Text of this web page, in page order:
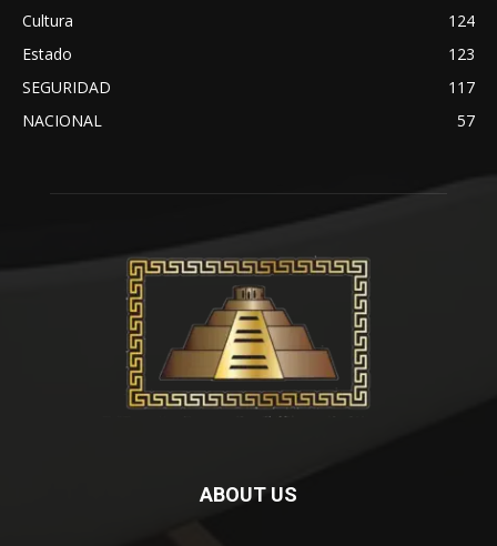
Cultura
124
Estado
123
SEGURIDAD
117
NACIONAL
57
ABOUT US